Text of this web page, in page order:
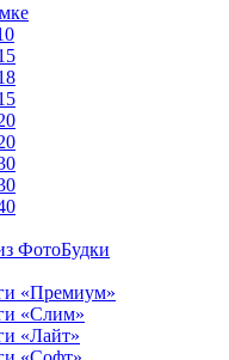
ФотоБудки
«Премиум»
«Слим»
«Лайт»